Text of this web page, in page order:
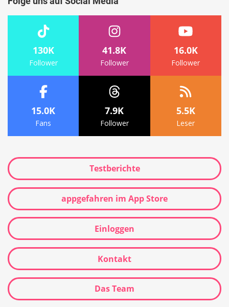
130K
Follower
41.8K
Follower
16.0K
Follower
15.0K
Fans
7.9K
Follower
5.5K
Leser
Testberichte
appgefahren im App Store
Einloggen
Kontakt
Das Team